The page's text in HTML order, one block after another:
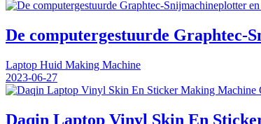
De computergestuurde Graphtec-
Laptop Huid Making Machine
2023-06-27
Daqin Laptop Vinyl Skin En